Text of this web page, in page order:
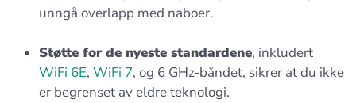
unngå overlapp med naboer.
Støtte for de nyeste standardene, inkludert
WiFi 6E, WiFi 7, og 6 GHz-båndet, sikrer at du ikke
er begrenset av eldre teknologi.